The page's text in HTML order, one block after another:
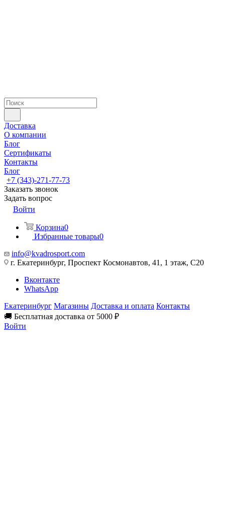
Доставка
О компании
Блог
Сертификаты
Контакты
Блог
+7 (343)-271-77-73
Заказать звонок
Задать вопрос
Войти
Корзина0
Избранные товары0
info@kvadrosport.com
г. Екатеринбург, Проспект Космонавтов, 41, 1 этаж, С20
Вконтакте
WhatsApp
Екатеринбург Магазины Доставка и оплата Контакты
🚚 Бесплатная доставка от 5000 ₽
Войти